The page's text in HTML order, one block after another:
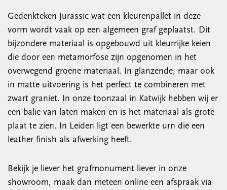
Gedenkteken Jurassic wat een kleurenpallet in deze
vorm wordt vaak op een algemeen graf geplaatst. Dit
bijzondere materiaal is opgebouwd uit kleurrijke keien
die door een metamorfose zijn opgenomen in het
overwegend groene materiaal. In glanzende, maar ook
in matte uitvoering is het perfect te combineren met
zwart graniet. In onze toonzaal in Katwijk hebben wij er
een balie van laten maken en is het materiaal als grote
plaat te zien. In Leiden ligt een bewerkte urn die een
leather finish als afwerking heeft.
Bekijk je liever het grafmonument liever in onze
showroom, maak dan meteen online een afspraak via